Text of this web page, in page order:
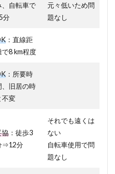
、自転車で
分
元々低いため問
題なし
：直線距
で8 km程度
：所要時
、旧居の時
不変
協 ：徒歩3
⇒12分
それでも遠くは
ない
自転車使用で問
題なし